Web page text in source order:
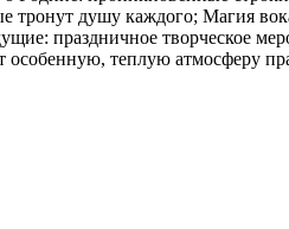
тронут душу каждого; Магия
праздничное творческое
теплую атмосферу